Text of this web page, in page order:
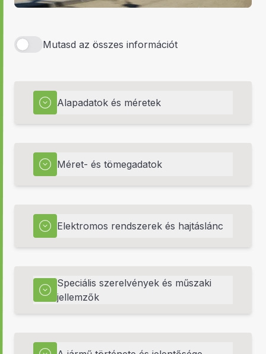
Mutasd az összes információt
Alapadatok és méretek
Méret- és tömegadatok
Elektromos rendszerek és hajtáslánc
Speciális szerelvények és műszaki
jellemzők